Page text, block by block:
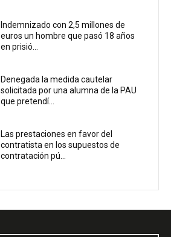
Indemnizado con 2,5 millones de
euros un hombre que pasó 18 años
en prisió...
Denegada la medida cautelar
solicitada por una alumna de la PAU
que pretendí...
Las prestaciones en favor del
contratista en los supuestos de
contratación pú...